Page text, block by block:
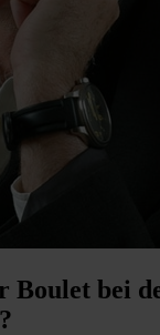
Boulet bei